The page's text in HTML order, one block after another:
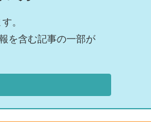
。
を含む記事の一部が